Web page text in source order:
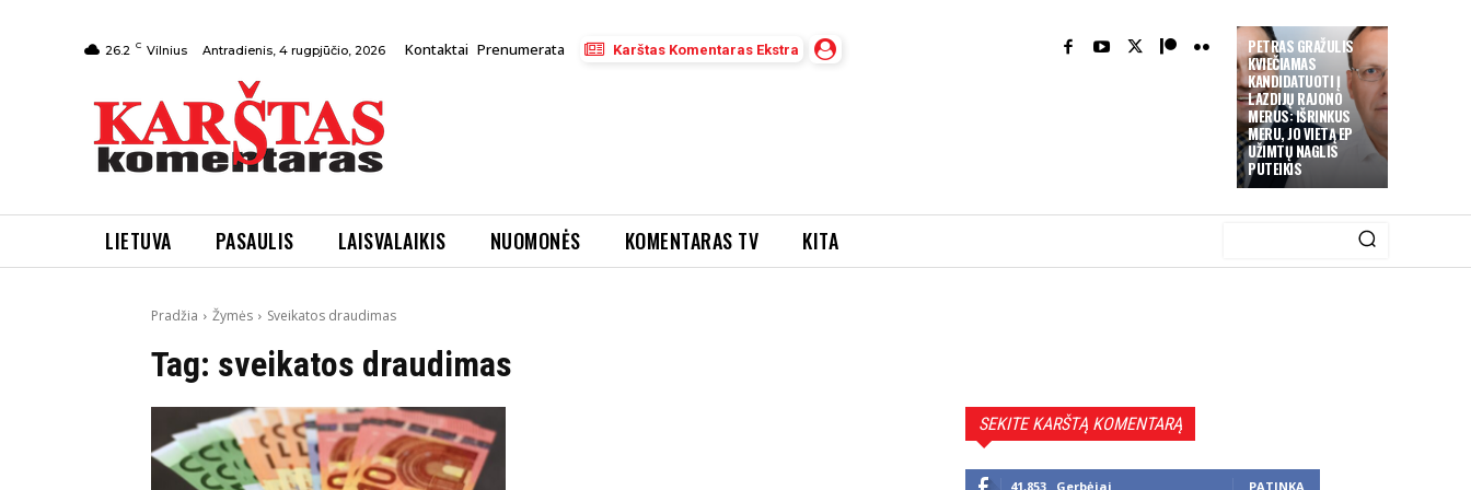
PETRAS GRAŽULIS
KVIEČIAMAS
KANDIDATUOTI Į
LAZDIJŲ RAJONO
MERUS: IŠRINKUS
MERU, JO VIETĄ EP
UŽIMTŲ NAGLIS
PUTEIKIS
26.2 C Vilnius Antradienis, 4 rugpjūčio, 2026 Kontaktai Prenumerata Karštas Komentaras Ekstra
LIETUVA PASAULIS LAISVALAIKIS NUOMONĖS KOMENTARAS TV KITA
Pradžia Žymės Sveikatos draudimas
Tag: sveikatos draudimas
SEKITE KARŠTĄ KOMENTARĄ
41,853 Gerbėjai PATINKA